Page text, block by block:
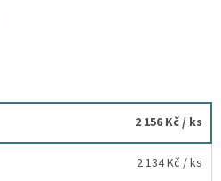
2 156 Kč/ ks
2 134 Kč / ks